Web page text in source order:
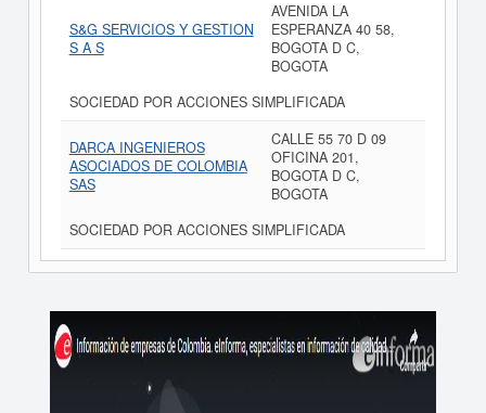
S&G SERVICIOS Y GESTION
S A S
AVENIDA LA
ESPERANZA 40 58,
BOGOTA D C,
BOGOTA
SOCIEDAD POR ACCIONES SIMPLIFICADA
DARCA INGENIEROS
ASOCIADOS DE COLOMBIA
SAS
CALLE 55 70 D 09
OFICINA 201,
BOGOTA D C,
BOGOTA
SOCIEDAD POR ACCIONES SIMPLIFICADA